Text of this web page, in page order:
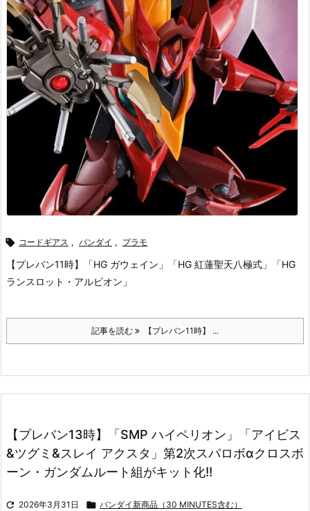
 コードギアス , バンダイ , プラモ
【プレバン11時】「HG ガウェイン」「HG 紅蓮聖天八極式」「HG
ランスロット・アルビオン」
記事を読む 【プレバン11時】 ...
【プレバン13時】「SMP ハイペリオン」「アイビス
&ツグミ&スレイ アクスタ」第2次スパロボαクロスボ
ーン・ガンダムルート組がキット化!!
 2026年3月31日  バンダイ新商品（30 MINUTES含む）